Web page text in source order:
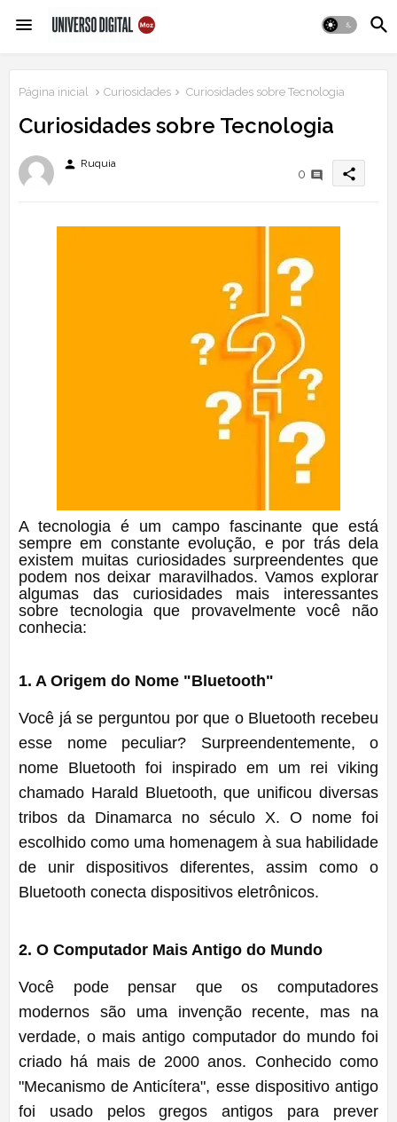
Página inicial Curiosidades Curiosidades sobre Tecnologia
Curiosidades sobre Tecnologia
person Ruquia
0 share
A tecnologia é um campo fascinante que está
sempre em constante evolução, e por trás dela
existem muitas curiosidades surpreendentes que
podem nos deixar maravilhados. Vamos explorar
algumas das curiosidades mais interessantes
sobre tecnologia que provavelmente você não
conhecia:
1. A Origem do Nome "Bluetooth"
Você já se perguntou por que o Bluetooth recebeu
esse nome peculiar? Surpreendentemente, o
nome Bluetooth foi inspirado em um rei viking
chamado Harald Bluetooth, que unificou diversas
tribos da Dinamarca no século X. O nome foi
escolhido como uma homenagem à sua habilidade
de unir dispositivos diferentes, assim como o
Bluetooth conecta dispositivos eletrônicos.
2. O Computador Mais Antigo do Mundo
Você pode pensar que os computadores
modernos são uma invenção recente, mas na
verdade, o mais antigo computador do mundo foi
criado há mais de 2000 anos. Conhecido como
"Mecanismo de Anticítera", esse dispositivo antigo
foi usado pelos gregos antigos para prever